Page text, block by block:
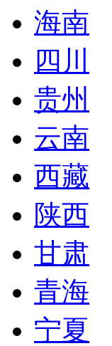
海南
四川
贵州
云南
西藏
陕西
甘肃
青海
宁夏